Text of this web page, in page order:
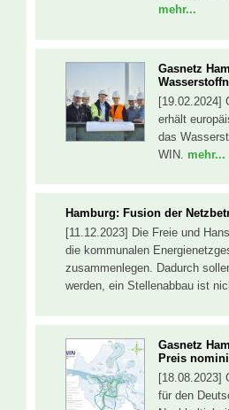
mehr...
Gasnetz
[19.02.2024]
erhält
das
WIN. mehr...
Hamburg: Fusion der
[11.12.2023] Die Freie und
die kommunalen
zusammenlegen. Dadurch
werden, ein Stellenabbau ist
Gasnetz
Preis
[18.08.2023]
für den